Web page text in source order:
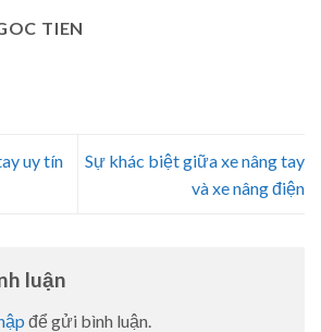
TIEN
uy tín
Sự khác biệt giữa xe nâng tay
và xe nâng điện
luận
để gửi bình luận.